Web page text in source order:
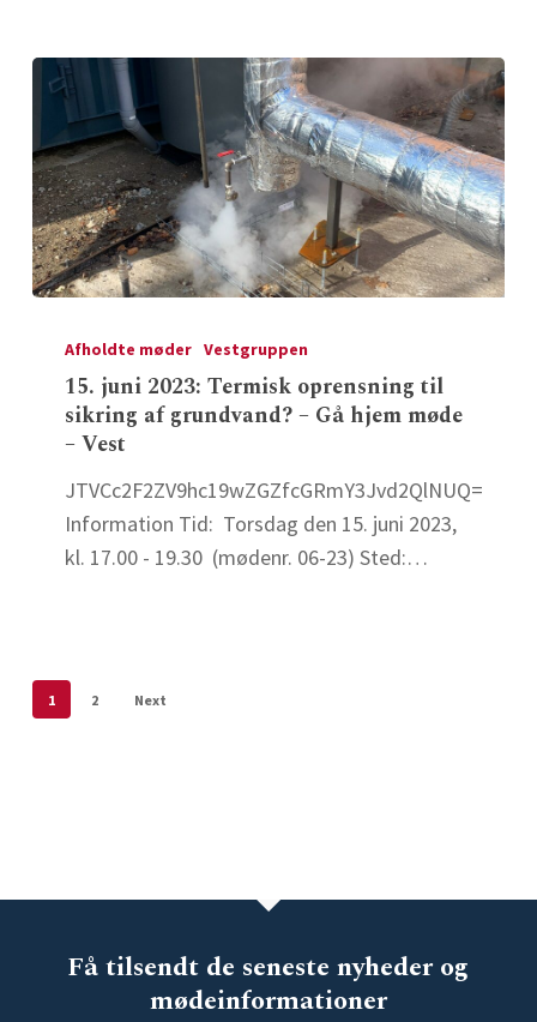
møde
Vest
2023:
Termisk
oprensning
sikring
hjem
møde
Afholdte møder Vestgruppen
15. juni 2023: Termisk oprensning til
sikring af grundvand? – Gå hjem møde
– Vest
JTVCc2F2ZV9hc19wZGZfcGRmY3Jvd2QlNUQ=
Information Tid: Torsdag den 15. juni 2023,
kl. 17.00 - 19.30 (mødenr. 06-23) Sted:…
1 2 Next
Få tilsendt de seneste nyheder og
mødeinformationer